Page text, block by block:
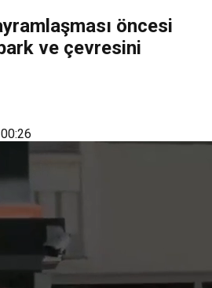
öncesi
ve çevresini
00:26